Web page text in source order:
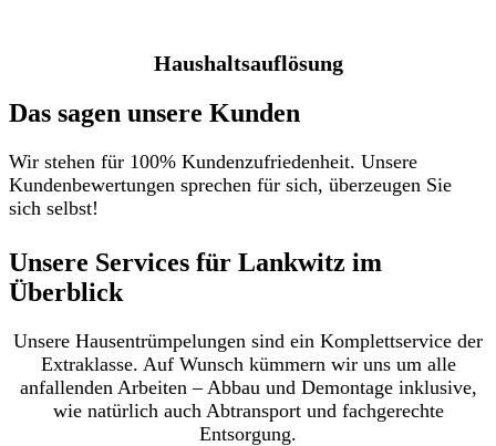
Haushaltsauflösung
Das sagen unsere Kunden
Wir stehen für 100% Kundenzufriedenheit. Unsere
Kundenbewertungen sprechen für sich, überzeugen Sie
sich selbst!
Unsere Services für Lankwitz im
Überblick​
Unsere Hausentrümpelungen sind ein Komplettservice der
Extraklasse. Auf Wunsch kümmern wir uns um alle
anfallenden Arbeiten – Abbau und Demontage inklusive,
wie natürlich auch Abtransport und fachgerechte
Entsorgung.